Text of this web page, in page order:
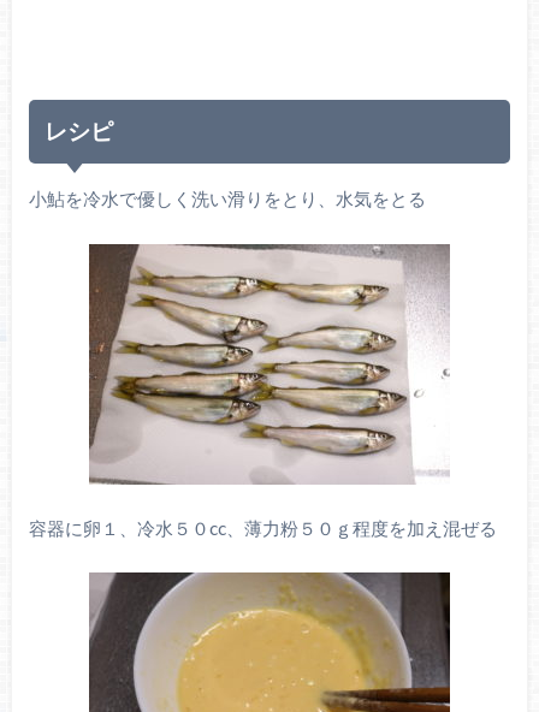
レシピ
小鮎を冷水で優しく洗い滑りをとり、水気をとる
容器に卵１、冷水５０cc、薄力粉５０ｇ程度を加え混ぜる